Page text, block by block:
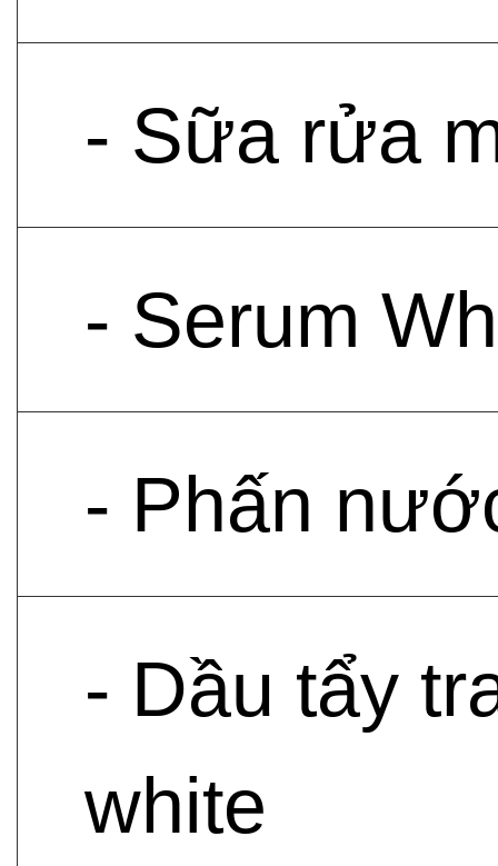
- Sữa rửa
- Serum
- Phấn
- Dầu tẩy
white